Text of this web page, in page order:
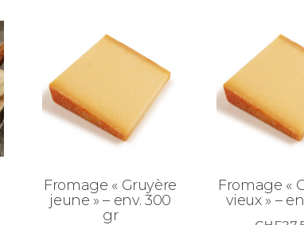
Fromage « Gruyère
jeune » – env. 300
gr
Fromage «
vieux » –